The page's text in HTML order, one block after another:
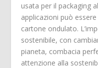
usata per il packaging
applicazioni può
cartone ondulato.
sostenibile, con
pianeta, combacia
attenzione alla